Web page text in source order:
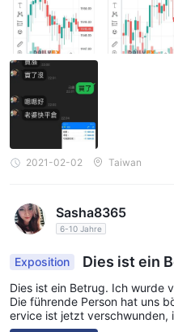
2021-02-02 Taiwan
Sasha8365
6-10 Jahre
Exposition
Dies ist ein
r als 2 Millionen
hat uns böswillig
e ist jetzt
Dies ist ein Betrug. Ich wurde
Die führende Person hat uns
ervice ist jetzt verschwunden,